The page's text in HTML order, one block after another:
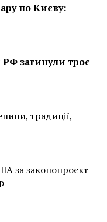
по Києву:
загинули троє
традиції,
за законопроєкт